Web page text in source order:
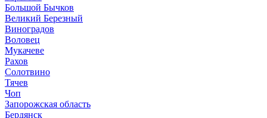
Большой Бычков
Великий Березный
Виноградов
Воловец
Мукачеве
Рахов
Солотвино
Тячев
Чоп
Запорожская область
Бердянск